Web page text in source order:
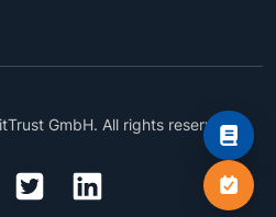
GmbH. All rights reserved.
Demo